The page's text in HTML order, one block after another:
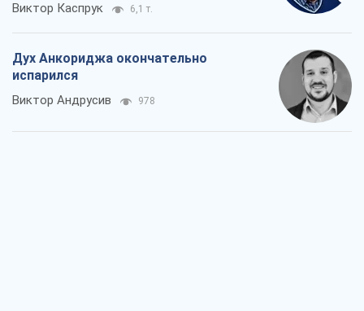
Виктор Каспрук 6,1 т.
Дух Анкориджа окончательно
испарился
Виктор Андрусив 978